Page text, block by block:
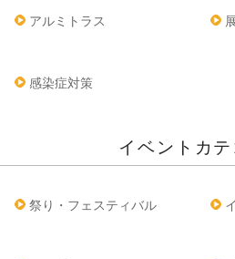
アルミトラス
感染症対策
イベントカ
祭り・フェスティバル